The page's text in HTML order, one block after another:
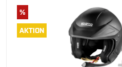
%
AKTION